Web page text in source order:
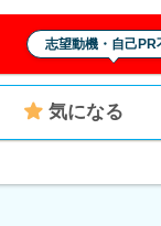
志望動機・自己PR
気になる